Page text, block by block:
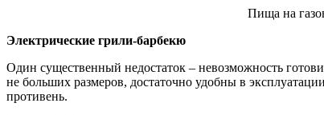
Пища на
Электрические грили-барбекю
Один существенный недостаток – невозможность
не больших размеров, достаточно удобны в
противень.